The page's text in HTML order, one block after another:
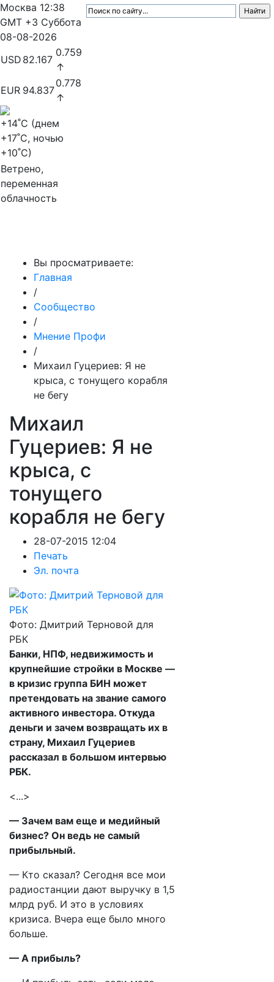
Москва 12:38
GMT +3 Суббота
08-08-2026
USD 82.167
0.759
↑
EUR 94.837
0.778
↑
+14˚C (днем
+17˚C, ночью
+10˚C)
Ветрено,
переменная
облачность
Вы просматриваете:
Главная
/
Сообщество
/
Мнение Профи
/
Михаил Гуцериев: Я не
крыса, с тонущего корабля
не бегу
Михаил
Гуцериев: Я не
крыса, с
тонущего
корабля не бегу
28-07-2015 12:04
Печать
Эл. почта
Фото: Дмитрий Терновой для
РБК
Банки, НПФ, недвижимость и
крупнейшие стройки в Москве —
в кризис группа БИН может
претендовать на звание самого
активного инвестора. Откуда
деньги и зачем возвращать их в
страну, Михаил Гуцериев
рассказал в большом интервью
РБК.
<...>
— Зачем вам еще и медийный
бизнес? Он ведь не самый
прибыльный.
— Кто сказал? Сегодня все мои
радиостанции дают выручку в 1,5
млрд руб. И это в условиях
кризиса. Вчера еще было много
больше.
— А прибыль?